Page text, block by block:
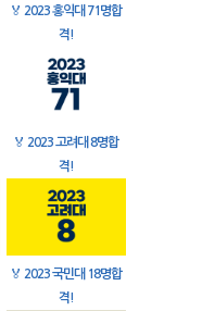
🏅 2023 홍익대 71명합
격!
🏅 2023 고려대 8명합
격!
🏅 2023 국민대 18명합
격!